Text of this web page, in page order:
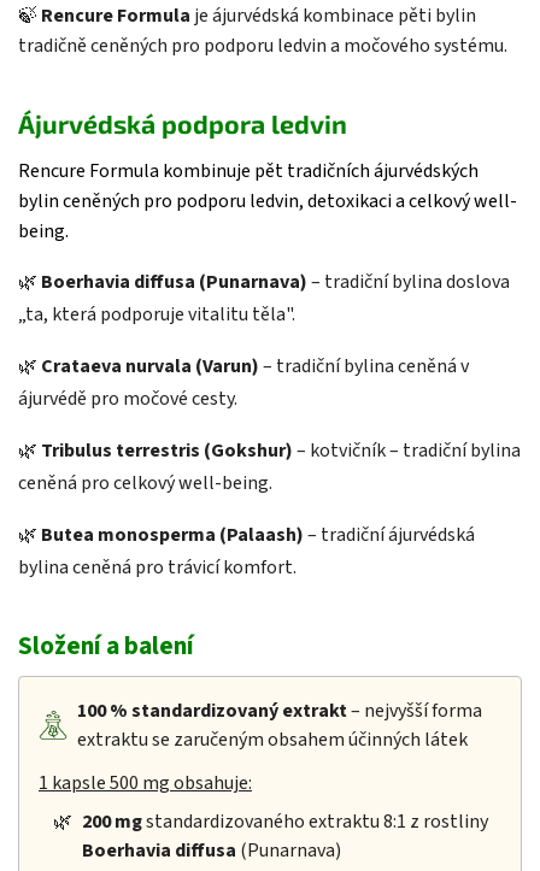
🍃 Rencure Formula je ájurvédská kombinace pěti bylin
tradičně ceněných pro podporu ledvin a močového systému.
Ájurvédská podpora ledvin
Rencure Formula kombinuje pět tradičních ájurvédských
bylin ceněných pro podporu ledvin, detoxikaci a celkový well-
being.
🌿 Boerhavia diffusa (Punarnava)– tradiční bylina doslova
„ta, která podporuje vitalitu těla".
🌿 Crataeva nurvala (Varun)– tradiční bylina ceněná v
ájurvédě pro močové cesty.
🌿 Tribulus terrestris (Gokshur)– kotvičník – tradiční bylina
ceněná pro celkový well-being.
🌿 Butea monosperma (Palaash)– tradiční ájurvédská
bylina ceněná pro trávicí komfort.
Složení a balení
100 %standardizovaný extrakt– nejvyšší forma
extraktu se zaručeným obsahem účinných látek
1 kapsle 500 mg obsahuje:
🌿 200 mgstandardizovaného extraktu 8:1 z rostliny
Boerhavia diffusa (Punarnava)